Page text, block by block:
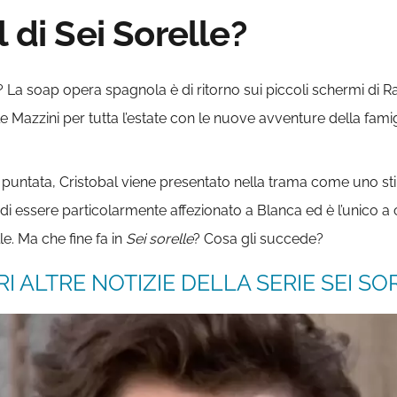
di Sei Sorelle?
La soap opera spagnola è di ritorno sui piccoli schermi di
per tutta l’estate con le nuove avventure della
Cristobal viene presentato nella trama come uno
essere particolarmente affezionato a Blanca ed è l’unico
Ma che fine fa in Sei sorelle? Cosa gli succede?
ALTRE NOTIZIE DELLA SERIE SEI